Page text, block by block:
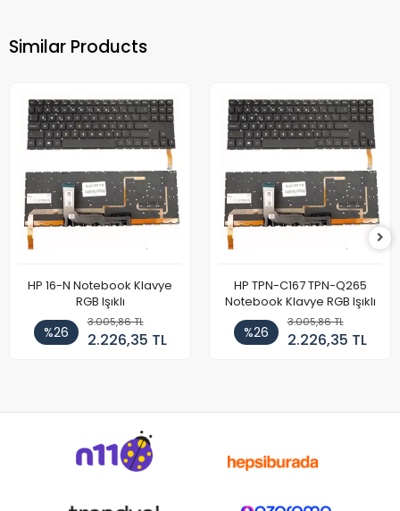
Similar Products
HP 16-N Notebook Klavye
RGB Işıklı
%26
3.005,86 TL
2.226,35 TL
HP TPN-C167 TPN-Q265
Notebook Klavye RGB Işıklı
%26
3.005,86 TL
2.226,35 TL